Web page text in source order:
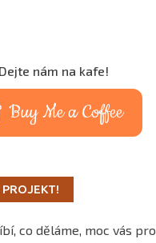
Dejte nám na kafe!
Buy Me a Coffee
co děláme, moc vás